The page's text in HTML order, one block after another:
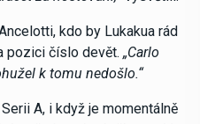
kdo by Lukakua rád
pozici číslo devět. „Carlo
k tomu nedošlo.“
A, i když je momentálně